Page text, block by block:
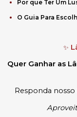
Por que Ter Um
O Guia Para
✨
Quer Ganhar as
Responda